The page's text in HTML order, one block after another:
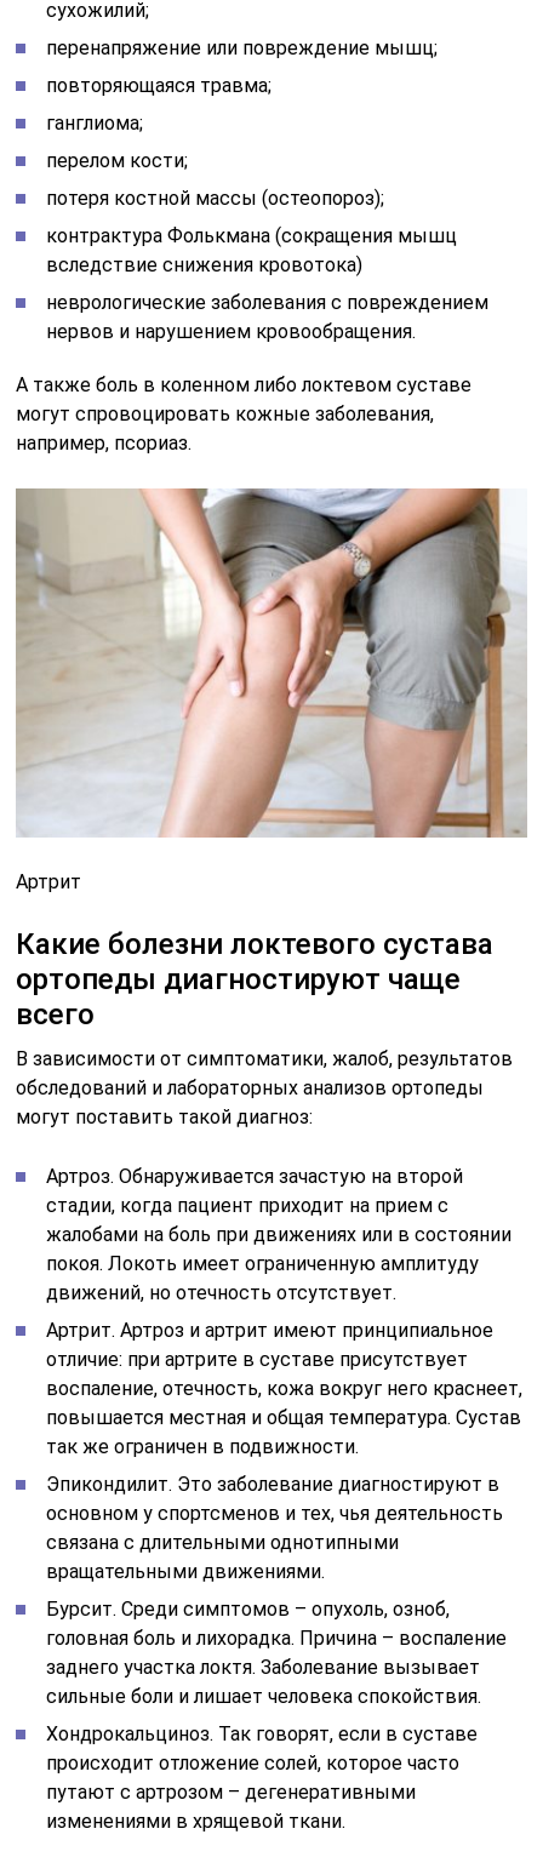
сухожилий;
перенапряжение или повреждение мышц;
повторяющаяся травма;
ганглиома;
перелом кости;
потеря костной массы (остеопороз);
контрактура Фолькмана (сокращения мышц
вследствие снижения кровотока)
неврологические заболевания с повреждением
нервов и нарушением кровообращения.
А также боль в коленном либо локтевом суставе
могут спровоцировать кожные заболевания,
например, псориаз.
Артрит
Какие болезни локтевого сустава
ортопеды диагностируют чаще
всего
В зависимости от симптоматики, жалоб, результатов
обследований и лабораторных анализов ортопеды
могут поставить такой диагноз:
Артроз. Обнаруживается зачастую на второй
стадии, когда пациент приходит на прием с
жалобами на боль при движениях или в состоянии
покоя. Локоть имеет ограниченную амплитуду
движений, но отечность отсутствует.
Артрит. Артроз и артрит имеют принципиальное
отличие: при артрите в суставе присутствует
воспаление, отечность, кожа вокруг него краснеет,
повышается местная и общая температура. Сустав
так же ограничен в подвижности.
Эпикондилит. Это заболевание диагностируют в
основном у спортсменов и тех, чья деятельность
связана с длительными однотипными
вращательными движениями.
Бурсит. Среди симптомов – опухоль, озноб,
головная боль и лихорадка. Причина – воспаление
заднего участка локтя. Заболевание вызывает
сильные боли и лишает человека спокойствия.
Хондрокальциноз. Так говорят, если в суставе
происходит отложение солей, которое часто
путают с артрозом – дегенеративными
изменениями в хрящевой ткани.